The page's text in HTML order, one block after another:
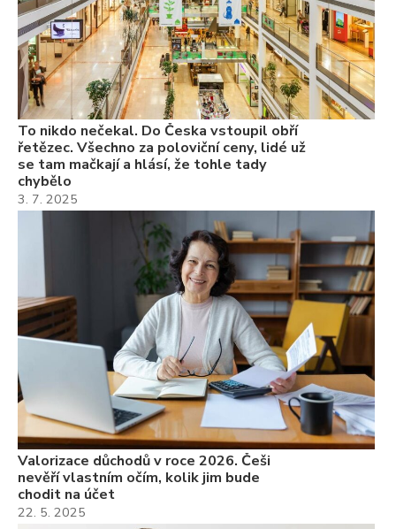
To nikdo nečekal. Do Česka vstoupil obří
řetězec. Všechno za poloviční ceny, lidé už
se tam mačkají a hlásí, že tohle tady
chybělo
3. 7. 2025
Valorizace důchodů v roce 2026. Češi
nevěří vlastním očím, kolik jim bude
chodit na účet
22. 5. 2025